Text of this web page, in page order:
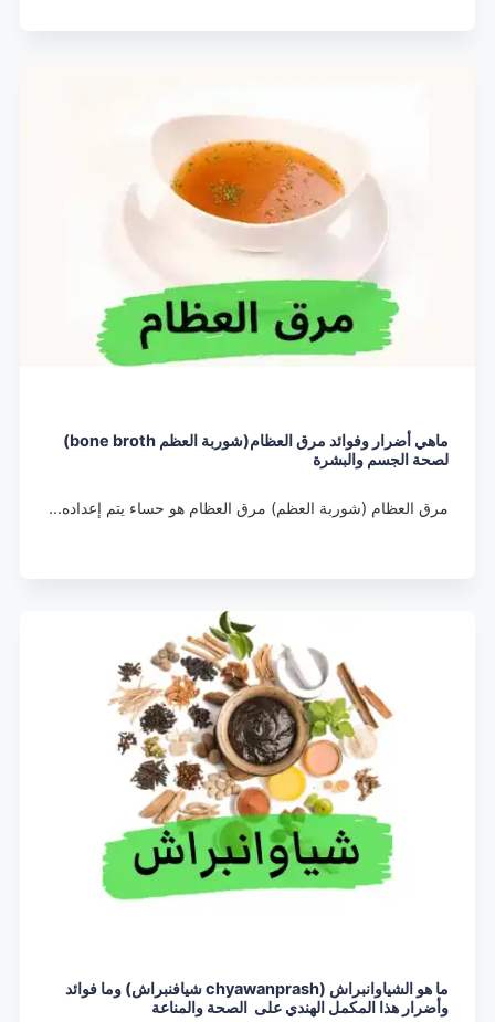
ماهي أضرار وفوائد مرق العظام(شوربة العظم bone broth)
لصحة الجسم والبشرة
مرق العظام (شوربة العظم) مرق العظام هو حساء يتم إعداده…
ما هو الشياوانبراش (chyawanprash شيافنبراش) وما فوائد
وأضرار هذا المكمل الهندي على الصحة والمناعة